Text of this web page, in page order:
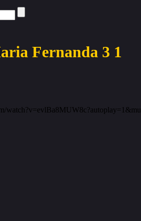
Fernanda 3 1